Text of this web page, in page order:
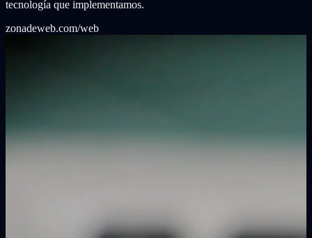
tecnología que implementamos.
zonadeweb.com/web